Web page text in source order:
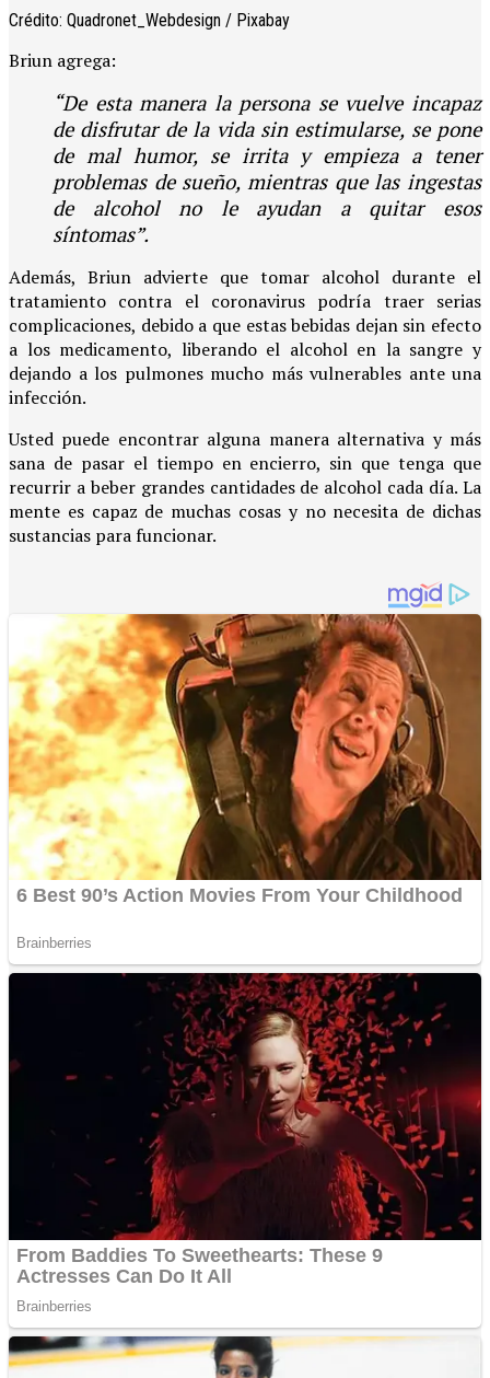
Crédito: Quadronet_Webdesign / Pixabay
Briun agrega:
“De esta manera la persona se vuelve incapaz
de disfrutar de la vida sin estimularse, se pone
de mal humor, se irrita y empieza a tener
problemas de sueño, mientras que las ingestas
de alcohol no le ayudan a quitar esos
síntomas”.
Además, Briun advierte que tomar alcohol durante el
tratamiento contra el coronavirus podría traer serias
complicaciones, debido a que estas bebidas dejan sin efecto
a los medicamento, liberando el alcohol en la sangre y
dejando a los pulmones mucho más vulnerables ante una
infección.
Usted puede encontrar alguna manera alternativa y más
sana de pasar el tiempo en encierro, sin que tenga que
recurrir a beber grandes cantidades de alcohol cada día. La
mente es capaz de muchas cosas y no necesita de dichas
sustancias para funcionar.